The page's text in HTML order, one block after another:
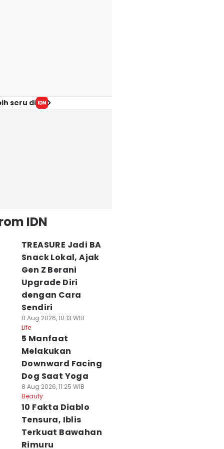
seru di
IDN
TREASURE Jadi BA
Snack Lokal, Ajak
Gen Z Berani
Upgrade Diri
dengan Cara
Sendiri
8 Aug 2026, 10:13 WIB
Life
5 Manfaat
Melakukan
Downward Facing
Dog Saat Yoga
8 Aug 2026, 11:25 WIB
Beauty
10 Fakta Diablo
Tensura, Iblis
Terkuat Bawahan
Rimuru